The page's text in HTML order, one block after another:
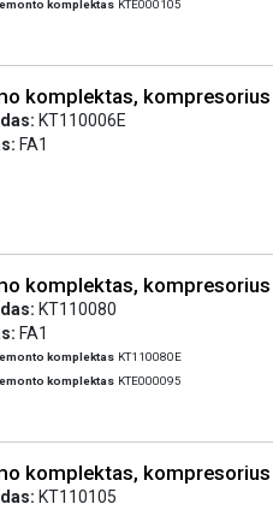
komplektas KTE000105
komplektas, kompresorius
KT110006E
FA1
komplektas, kompresorius
KT110080
FA1
komplektas KT110080E
komplektas KTE000095
komplektas, kompresorius
KT110105